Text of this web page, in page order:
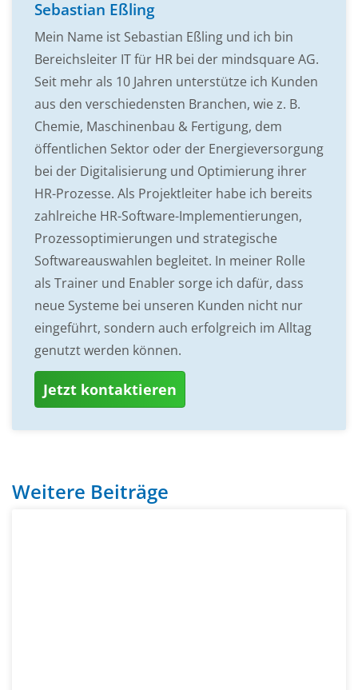
Sebastian Eßling
Mein Name ist Sebastian Eßling und ich bin
Bereichsleiter IT für HR bei der mindsquare AG.
Seit mehr als 10 Jahren unterstütze ich Kunden
aus den verschiedensten Branchen, wie z. B.
Chemie, Maschinenbau & Fertigung, dem
öffentlichen Sektor oder der Energieversorgung
bei der Digitalisierung und Optimierung ihrer
HR-Prozesse. Als Projektleiter habe ich bereits
zahlreiche HR-Software-Implementierungen,
Prozessoptimierungen und strategische
Softwareauswahlen begleitet. In meiner Rolle
als Trainer und Enabler sorge ich dafür, dass
neue Systeme bei unseren Kunden nicht nur
eingeführt, sondern auch erfolgreich im Alltag
genutzt werden können.
Jetzt kontaktieren
Weitere Beiträge